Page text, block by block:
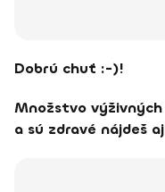
Dobrú chuť :-)!
Množstvo
a sú zdravé nájdeš